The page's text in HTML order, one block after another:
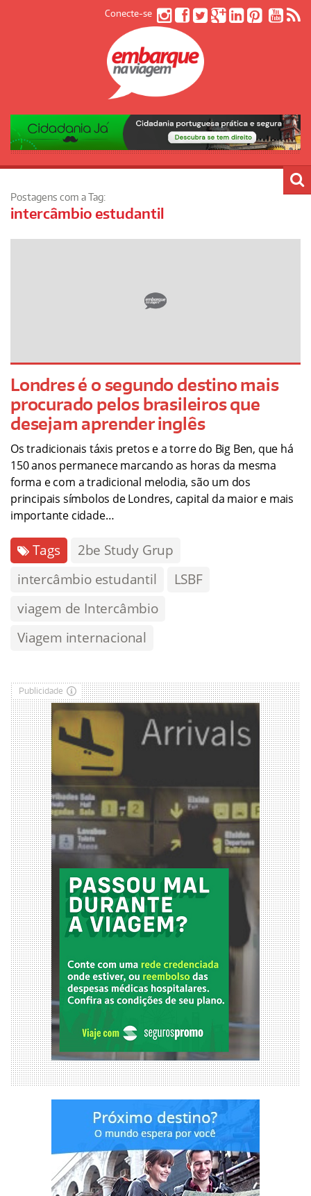
Conecte-se
Postagens com a Tag:
intercâmbio estudantil
Londres é o segundo destino mais
procurado pelos brasileiros que
desejam aprender inglês
Os tradicionais táxis pretos e a torre do Big Ben, que há
150 anos permanece marcando as horas da mesma
forma e com a tradicional melodia, são um dos
principais símbolos de Londres, capital da maior e mais
importante cidade…
Tags
2be Study Grup
intercâmbio estudantil
LSBF
viagem de Intercâmbio
Viagem internacional
Publicidade